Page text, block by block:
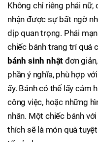
Không chỉ riêng phái nữ,
nhận được sự bất ngờ
dịp quan trọng. Phái
chiếc bánh trang trí quá
bánh sinh nhật đơn
phần ý nghĩa, phù hợp
ấy. Bánh có thể lấy cảm
công việc, hoặc những
nhân. Một chiếc bánh
thích sẽ là món quà